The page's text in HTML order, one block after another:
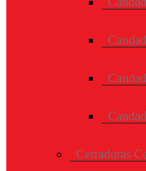
Cerraduras